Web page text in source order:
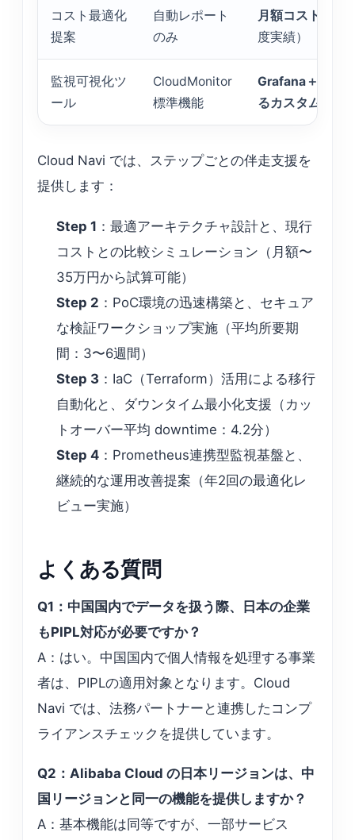
コスト最適化
提案
自動レポート
のみ
月額コスト削減
度実績）
監視可視化ツ
ール
CloudMonitor
標準機能
Grafana＋
るカスタムダッ
Cloud Navi では、ステップごとの伴走支援を
提供します：
Step 1 ：最適アーキテクチャ設計と、現行
コストとの比較シミュレーション（月額〜
35万円から試算可能）
Step 2 ：PoC環境の迅速構築と、セキュア
な検証ワークショップ実施（平均所要期
間：3〜6週間）
Step 3 ：IaC（Terraform）活用による移行
自動化と、ダウンタイム最小化支援（カッ
トオーバー平均 downtime：4.2分）
Step 4 ：Prometheus連携型監視基盤と、
継続的な運用改善提案（年2回の最適化レ
ビュー実施）
よくある質問
Q1：中国国内でデータを扱う際、日本の企業
もPIPL対応が必要ですか？
A：はい。中国国内で個人情報を処理する事業
者は、PIPLの適用対象となります。Cloud
Navi では、法務パートナーと連携したコンプ
ライアンスチェックを提供しています。
Q2：Alibaba Cloud の日本リージョンは、中
国リージョンと同一の機能を提供しますか？
A：基本機能は同等ですが、一部サービス